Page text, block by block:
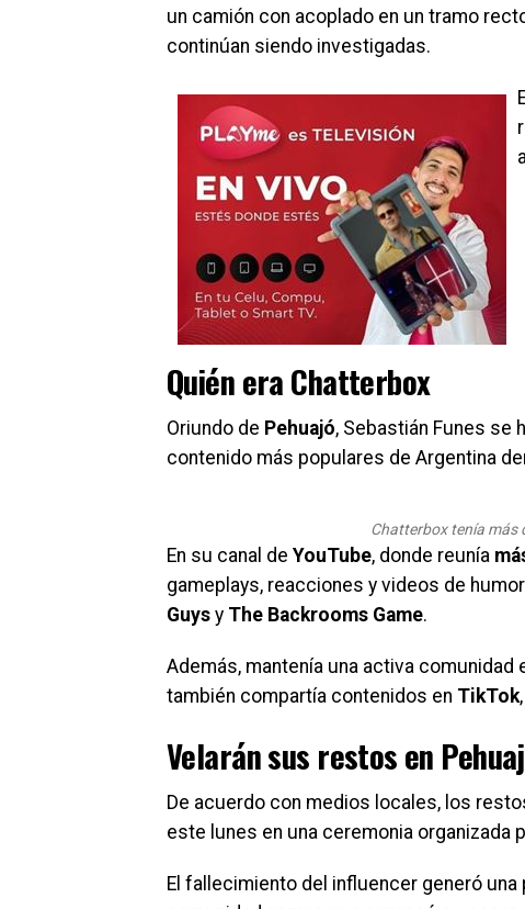
un camión con acoplado en un tramo
continúan siendo investigadas.
Quién era Chatterbox
Oriundo de Pehuajó, Sebastián Funes se
contenido más populares de Argentina
Chatterbox tenía más
En su canal de YouTube, donde reunía
gameplays, reacciones y videos de
Guys y The Backrooms Game.
Además, mantenía una activa comunidad
también compartía contenidos en TikTok
Velarán sus restos en
De acuerdo con medios locales, los
este lunes en una ceremonia organizada
El fallecimiento del influencer generó